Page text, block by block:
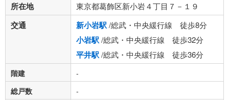
所在地 東京都葛飾区新小岩４丁目７－１９
交通 新小岩駅/総武・中央緩行線 徒歩8分
小岩駅/総武・中央緩行線 徒歩32分
平井駅/総武・中央緩行線 徒歩36分
階建
-
総戸数
-